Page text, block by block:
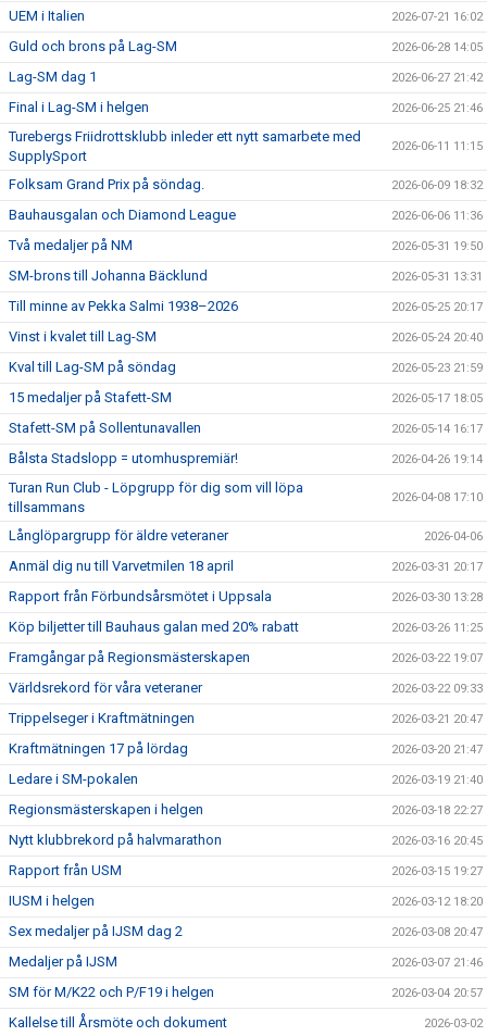
UEM i Italien 2026-07-21 16:02
Guld och brons på Lag-SM 2026-06-28 14:05
Lag-SM dag 1 2026-06-27 21:42
Final i Lag-SM i helgen 2026-06-25 21:46
Turebergs Friidrottsklubb inleder ett nytt samarbete med
SupplySport
2026-06-11 11:15
Folksam Grand Prix på söndag. 2026-06-09 18:32
Bauhausgalan och Diamond League 2026-06-06 11:36
Två medaljer på NM 2026-05-31 19:50
SM-brons till Johanna Bäcklund 2026-05-31 13:31
Till minne av Pekka Salmi 1938–2026 2026-05-25 20:17
Vinst i kvalet till Lag-SM 2026-05-24 20:40
Kval till Lag-SM på söndag 2026-05-23 21:59
15 medaljer på Stafett-SM 2026-05-17 18:05
Stafett-SM på Sollentunavallen 2026-05-14 16:17
Bålsta Stadslopp = utomhuspremiär! 2026-04-26 19:14
Turan Run Club - Löpgrupp för dig som vill löpa
tillsammans
2026-04-08 17:10
Långlöpargrupp för äldre veteraner 2026-04-06
Anmäl dig nu till Varvetmilen 18 april 2026-03-31 20:17
Rapport från Förbundsårsmötet i Uppsala 2026-03-30 13:28
Köp biljetter till Bauhaus galan med 20% rabatt 2026-03-26 11:25
Framgångar på Regionsmästerskapen 2026-03-22 19:07
Världsrekord för våra veteraner 2026-03-22 09:33
Trippelseger i Kraftmätningen 2026-03-21 20:47
Kraftmätningen 17 på lördag 2026-03-20 21:47
Ledare i SM-pokalen 2026-03-19 21:40
Regionsmästerskapen i helgen 2026-03-18 22:27
Nytt klubbrekord på halvmarathon 2026-03-16 20:45
Rapport från USM 2026-03-15 19:27
IUSM i helgen 2026-03-12 18:20
Sex medaljer på IJSM dag 2 2026-03-08 20:47
Medaljer på IJSM 2026-03-07 21:46
SM för M/K22 och P/F19 i helgen 2026-03-04 20:57
Kallelse till Årsmöte och dokument 2026-03-02